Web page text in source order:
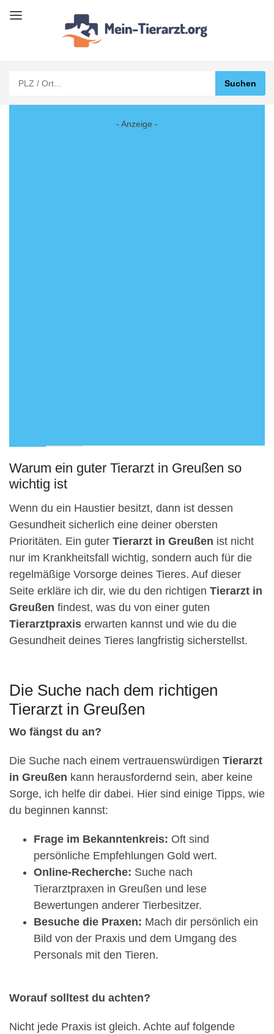
- Anzeige -
Warum ein guter Tierarzt in Greußen so
wichtig ist
Wenn du ein Haustier besitzt, dann ist dessen
Gesundheit sicherlich eine deiner obersten
Prioritäten. Ein guter Tierarzt in Greußen ist nicht
nur im Krankheitsfall wichtig, sondern auch für die
regelmäßige Vorsorge deines Tieres. Auf dieser
Seite erkläre ich dir, wie du den richtigen Tierarzt in
Greußen findest, was du von einer guten
Tierarztpraxis erwarten kannst und wie du die
Gesundheit deines Tieres langfristig sicherstellst.
Die Suche nach dem richtigen
Tierarzt in Greußen
Wo fängst du an?
Die Suche nach einem vertrauenswürdigen Tierarzt
in Greußen kann herausfordernd sein, aber keine
Sorge, ich helfe dir dabei. Hier sind einige Tipps, wie
du beginnen kannst:
Frage im Bekanntenkreis: Oft sind
persönliche Empfehlungen Gold wert.
Online-Recherche: Suche nach
Tierarztpraxen in Greußen und lese
Bewertungen anderer Tierbesitzer.
Besuche die Praxen: Mach dir persönlich ein
Bild von der Praxis und dem Umgang des
Personals mit den Tieren.
Worauf solltest du achten?
Nicht jede Praxis ist gleich. Achte auf folgende